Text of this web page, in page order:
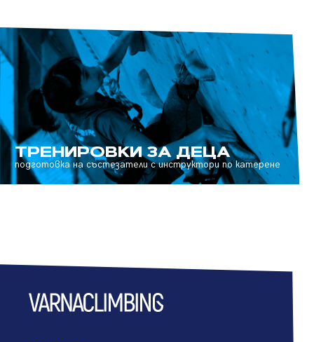
ТРЕНИРОВКИ ЗА ДЕЦА
подготовка на състезатели с инструктори по катерене